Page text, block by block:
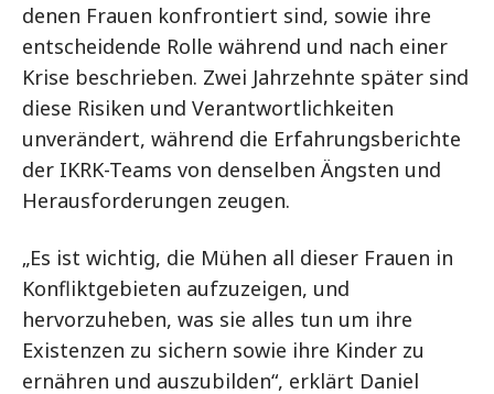
denen Frauen konfrontiert sind, sowie ihre
entscheidende Rolle während und nach einer
Krise beschrieben. Zwei Jahrzehnte später sind
diese Risiken und Verantwortlichkeiten
unverändert, während die Erfahrungsberichte
der IKRK-Teams von denselben Ängsten und
Herausforderungen zeugen.
„Es ist wichtig, die Mühen all dieser Frauen in
Konfliktgebieten aufzuzeigen, und
hervorzuheben, was sie alles tun um ihre
Existenzen zu sichern sowie ihre Kinder zu
ernähren und auszubilden“, erklärt Daniel